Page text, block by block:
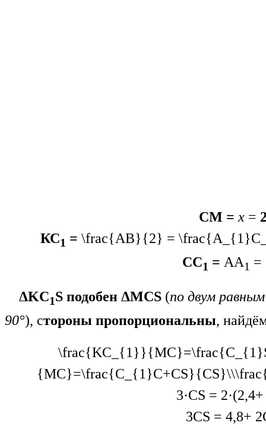
CM = x=
КС1 = \frac{AB}{2} =
СС1 = АА1 =
ΔKC1S подобен ΔМСS (по двум
90°), стороны пропорциональны,
3·CS =
3CS = 4,8+